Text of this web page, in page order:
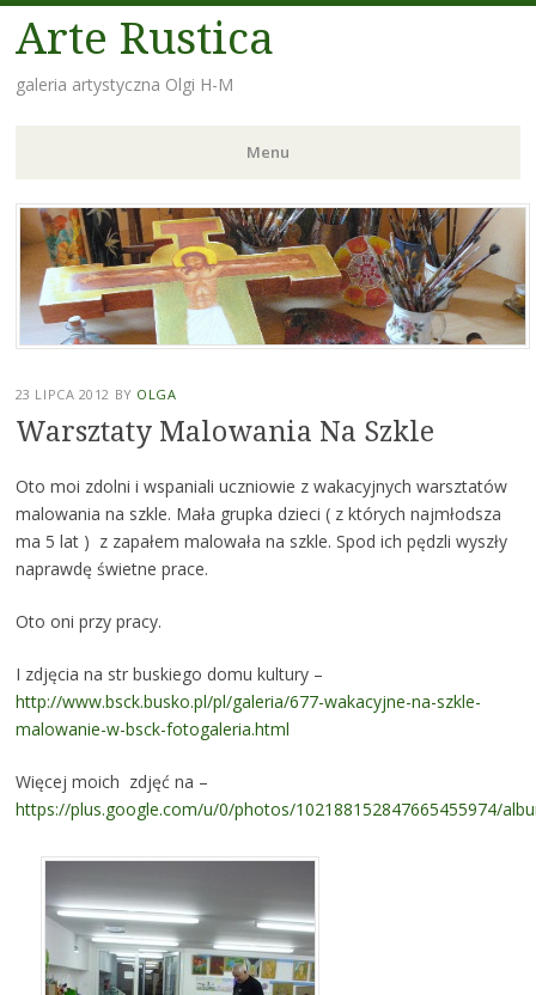
Arte Rustica
galeria artystyczna Olgi H-M
Menu
Skip
to
content
23 LIPCA 2012 BY OLGA
Warsztaty Malowania Na Szkle
Oto moi zdolni i wspaniali uczniowie z wakacyjnych warsztatów
malowania na szkle. Mała grupka dzieci ( z których najmłodsza
ma 5 lat ) z zapałem malowała na szkle. Spod ich pędzli wyszły
naprawdę świetne prace.
Oto oni przy pracy.
I zdjęcia na str buskiego domu kultury –
http://www.bsck.busko.pl/pl/galeria/677-wakacyjne-na-szkle-
malowanie-w-bsck-fotogaleria.html
Więcej moich zdjęć na –
https://plus.google.com/u/0/photos/102188152847665455974/